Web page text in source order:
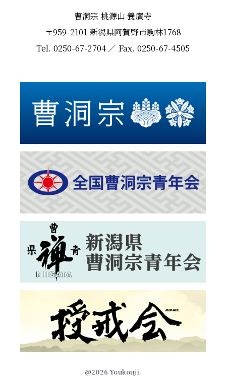
曹洞宗 桃源山 養廣寺
〒959-2101 新潟県阿賀野市駒林1768
Tel. 0250-67-2704 ／ Fax. 0250-67-4505
@2026 Youkouji.